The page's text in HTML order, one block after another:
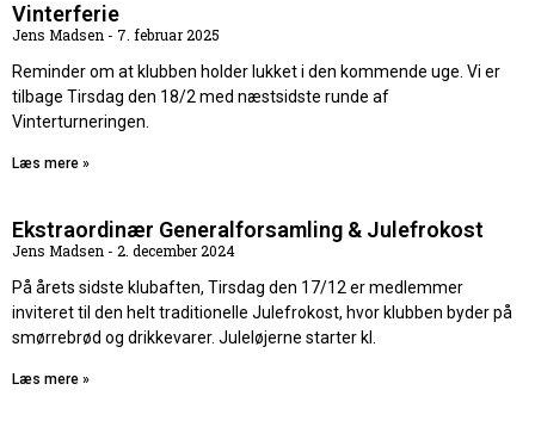
Vinterferie
Jens Madsen
7. februar 2025
Reminder om at klubben holder lukket i den kommende uge. Vi er
tilbage Tirsdag den 18/2 med næstsidste runde af
Vinterturneringen.
Læs mere »
Ekstraordinær Generalforsamling & Julefrokost
Jens Madsen
2. december 2024
På årets sidste klubaften, Tirsdag den 17/12 er medlemmer
inviteret til den helt traditionelle Julefrokost, hvor klubben byder på
smørrebrød og drikkevarer. Juleløjerne starter kl.
Læs mere »